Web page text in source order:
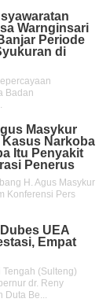
Warnginsari
Periode
di
Badan
Masykur
Narkoba
Itu Penyakit
Penerus
H. Agus Masykur
Konferensi Pers
UEA
Empat
Tengah (Sulteng)
dr. Reny
Be...